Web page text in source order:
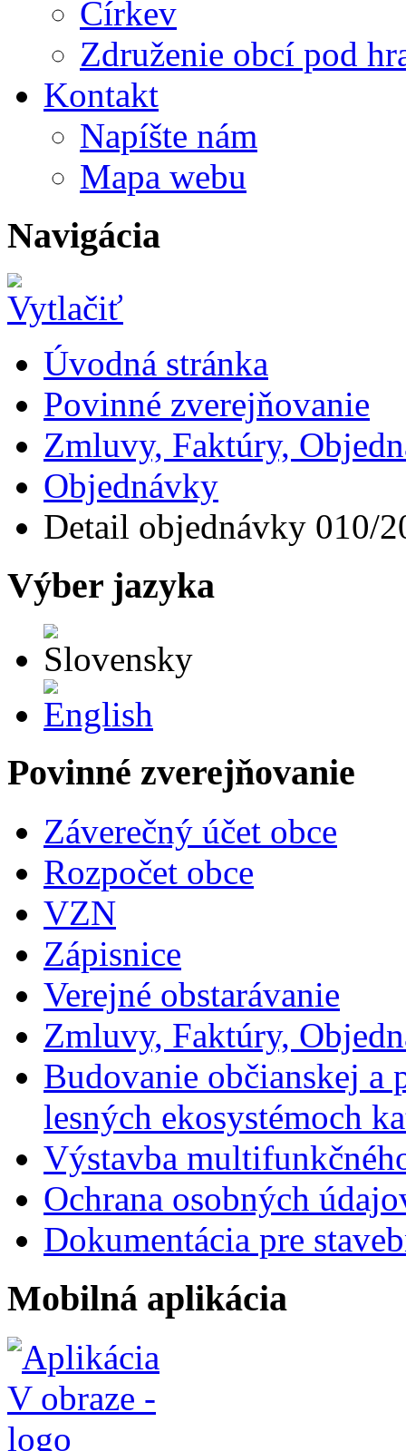
Církev
Združenie obcí pod
Kontakt
Napíšte nám
Mapa webu
Navigácia
Úvodná stránka
Povinné zverejňovanie
Zmluvy, Faktúry,
Objednávky
Detail objednávky 010/
Výber jazyka
Povinné zverejňovanie
Záverečný účet obce
Rozpočet obce
VZN
Zápisnice
Verejné obstarávanie
Zmluvy, Faktúry,
Budovanie občianskej a
lesných ekosystémoch
Výstavba
Ochrana osobných
Dokumentácia pre
Mobilná aplikácia